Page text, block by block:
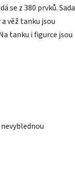
se z 380 prvků. Sada
věž tanku jsou
tanku i figurce jsou